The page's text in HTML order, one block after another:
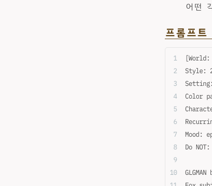
어떤
프롬프트
[World:
Style:
Color
Mood:
Do